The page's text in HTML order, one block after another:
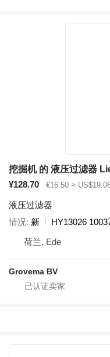
挖掘机 的 液压过滤器
¥128.70
€16.50 ≈
液压过滤器
情况 新
HY13026
荷兰, Ede
Grovema BV